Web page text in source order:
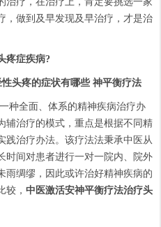
，做到及早发现及早治疗，才是治
疼症疾病?
头疼的症状有哪些 神平衡疗法
全面、体系的精神疾病治疗办
辅治疗的模式，重点是根据不同精
践治疗办法。该疗法法秉承中医从
时间对患者进行一对一院内、院外
雨绸缪，因此或许治好精神疾病的
较，中医激活安神平衡疗法治疗头